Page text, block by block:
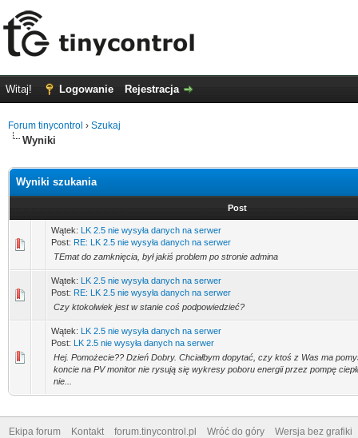
Witaj! Logowanie Rejestracja
Forum tinycontrol › Szukaj
Wyniki
Wyniki szukania
Post
Wątek: LK 2.5 nie wysyła danych na serwer
Post: RE: LK 2.5 nie wysyła danych na serwer
TEmat do zamknięcia, był jakiś problem po stronie admina
Wątek: LK 2.5 nie wysyła danych na serwer
Post: RE: LK 2.5 nie wysyła danych na serwer
Czy ktokolwiek jest w stanie coś podpowiedzieć?
Wątek: LK 2.5 nie wysyła danych na serwer
Post: LK 2.5 nie wysyła danych na serwer
Hej. Pomożecie?? Dzień Dobry. Chciałbym dopytać, czy ktoś z Was ma
koncie na PV monitor nie rysują się wykresy poboru energii przez pompę
nie...
Ekipa forum Kontakt forum.tinycontrol.pl Wróć do góry Wersja bez grafiki